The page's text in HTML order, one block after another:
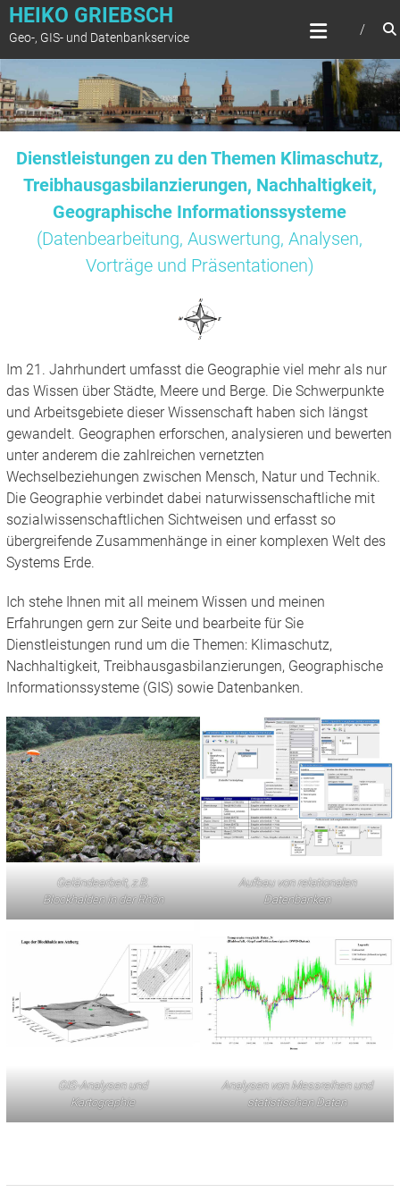
Zum
springen
HEIKO GRIEBSCH
Geo-, GIS- und Datenbankservice
Dienstleistungen zu den Themen Klimaschutz,
Treibhausgasbilanzierungen, Nachhaltigkeit,
Geographische Informationssysteme
(Datenbearbeitung, Auswertung, Analysen,
Vorträge und Präsentationen)
Im 21. Jahrhundert umfasst die Geographie viel mehr als nur
das Wissen über Städte, Meere und Berge. Die Schwerpunkte
und Arbeitsgebiete dieser Wissenschaft haben sich längst
gewandelt. Geographen erforschen, analysieren und bewerten
unter anderem die zahlreichen vernetzten
Wechselbeziehungen zwischen Mensch, Natur und Technik.
Die Geographie verbindet dabei naturwissenschaftliche mit
sozialwissenschaftlichen Sichtweisen und erfasst so
übergreifende Zusammenhänge in einer komplexen Welt des
Systems Erde.
Ich stehe Ihnen mit all meinem Wissen und meinen
Erfahrungen gern zur Seite und bearbeite für Sie
Dienstleistungen rund um die Themen: Klimaschutz,
Nachhaltigkeit, Treibhausgasbilanzierungen, Geographische
Informationssysteme (GIS) sowie Datenbanken.
Geländearbeit, z.B.
Blockhalden in der Rhön
Aufbau von relationalen
Datenbanken
GIS-Analysen und
Kartographie
Analysen von Messreihen und
statistischen Daten